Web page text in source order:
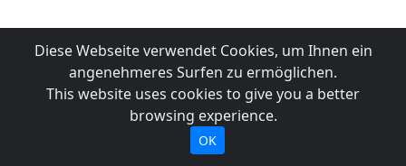
Diese Webseite verwendet Cookies, um Ihnen ein
angenehmeres Surfen zu ermöglichen.
This website uses cookies to give you a better
browsing experience.
OK